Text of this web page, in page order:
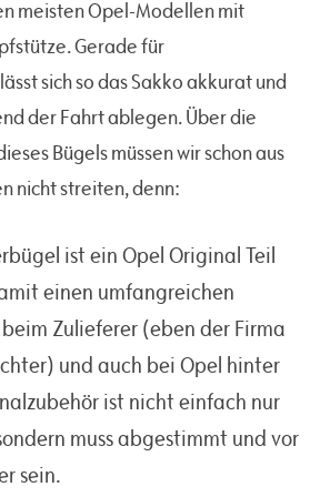
meisten Opel-Modellen mit
Gerade für
sich so das Sakko akkurat und
der Fahrt ablegen. Über die
Bügels müssen wir schon aus
nicht streiten, denn:
ist ein Opel Original Teil
einen umfangreichen
beim Zulieferer (eben der Firma
und auch bei Opel hinter
ist nicht einfach nur
muss abgestimmt und vor
sein.